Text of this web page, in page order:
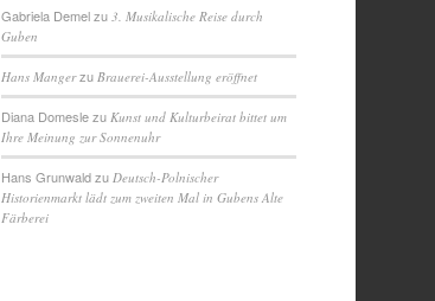
Gabriela Demelzu 3. Musikalische Reise durch
Guben
Hans Mangerzu Brauerei-Ausstellung eröffnet
Diana Domeslezu Kunst und Kulturbeirat bittet um
Ihre Meinung zur Sonnenuhr
Hans Grunwaldzu Deutsch-Polnischer
Historienmarkt lädt zum zweiten Mal in Gubens Alte
Färberei